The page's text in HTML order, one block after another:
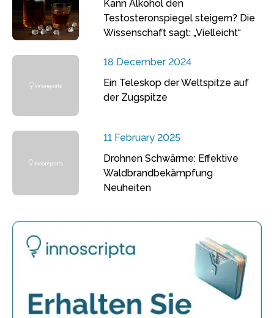
Kann Alkohol den
Testosteronspiegel steigern? Die
Wissenschaft sagt: „Vielleicht“
18 December 2024
Ein Teleskop der Weltspitze auf
der Zugspitze
11 February 2025
Drohnen Schwärme: Effektive
Waldbrandbekämpfung
Neuheiten